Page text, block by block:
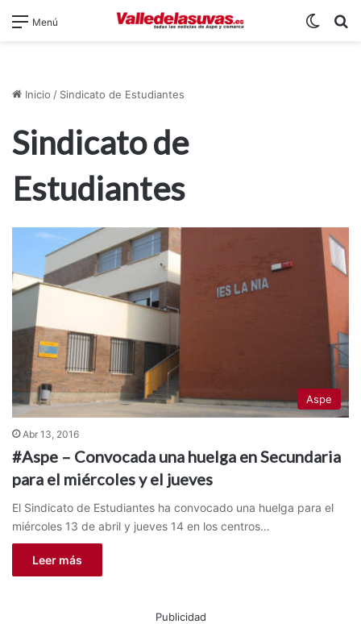
Menú
Inicio / Sindicato de Estudiantes
Sindicato de
Estudiantes
Aspe
Abr 13, 2016
#Aspe – Convocada una huelga en Secundaria
para el miércoles y el jueves
El Sindicato de Estudiantes ha convocado una huelga para el
miércoles 13 de abril y jueves 14 en los centros…
Leer más
Publicidad